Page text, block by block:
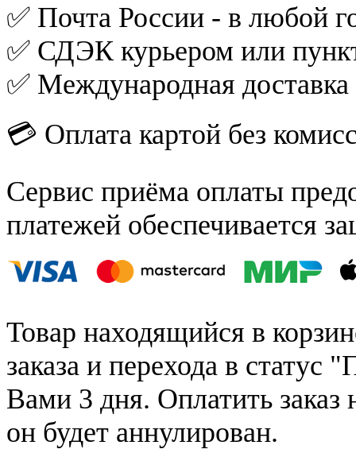
✅ Почта России - в любой
✅ СДЭК курьером или
✅ Международная
💳 Оплата картой без
Сервис приёма оплаты
платежей обеспечивается
Товар находящийся в
заказа и перехода в статус
Вами 3 дня. Оплатить заказ
он будет аннулирован.